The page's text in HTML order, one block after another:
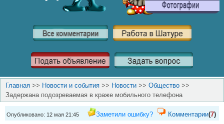
Главная >> Новости и события >> Новости >> Общество >>
Задержана подозреваемая в краже мобильного телефона
Опубликовано: 12 мая 21:45 Заметили ошибку? Комментарии(7)